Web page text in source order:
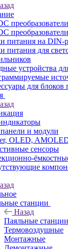
преобразователи
преобразователи
питания на DIN-
питания для
устройства
для блоков
и модули
OLED,
сенсоры
станции
Назад
Паяльные станции
Термовоздушные
Монтажные